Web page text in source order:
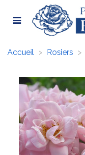
Accueil > Rosiers >